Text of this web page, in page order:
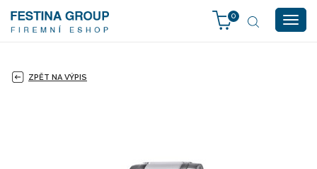
0
ZPĚT NA VÝPIS